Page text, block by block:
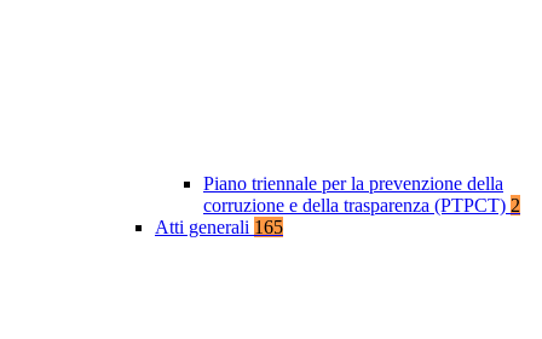
Piano triennale per la prevenzione della
corruzione e della trasparenza (PTPCT) 2
Atti generali 165